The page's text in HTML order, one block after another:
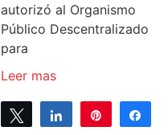
autorizó al Organismo
Público Descentralizado
para
Leer mas
Tweet Share Pin